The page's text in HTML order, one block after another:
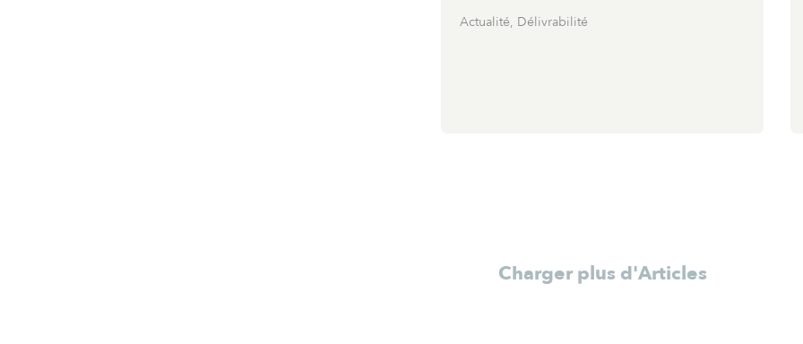
Actualité, Délivrabilité
Charger plus d'Articles